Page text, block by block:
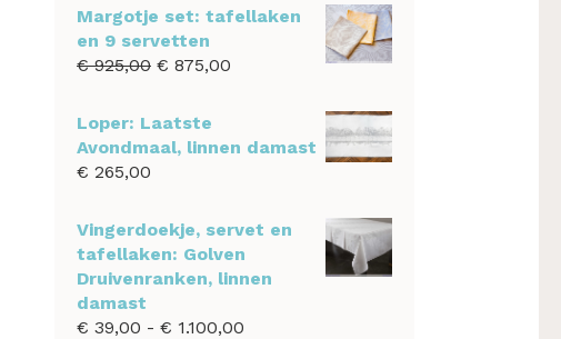
Margotje set: tafellaken
en 9 servetten
€925,00 Oorspronkelijke
was:
€ 925,00.
€ 875,00
€ 875,00.
Loper: Laatste
Avondmaal, linnen damast
€ 265,00
Vingerdoekje, servet en
tafellaken: Golven
Druivenranken, linnen
damast
€ 39,00 - € 1.100,00